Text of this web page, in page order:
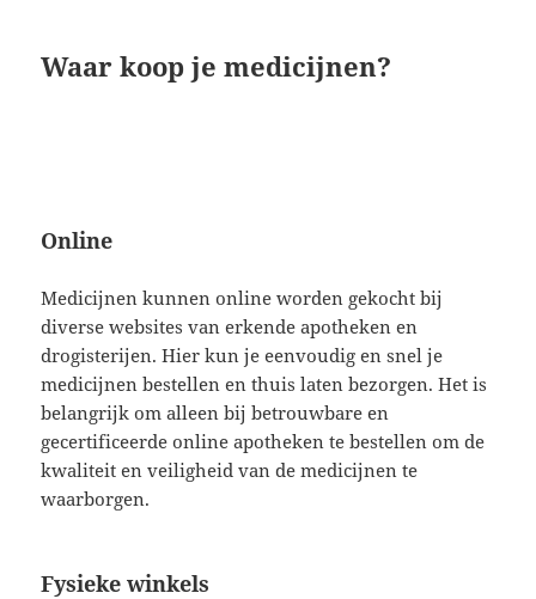
Waar koop je medicijnen?
Online
Medicijnen kunnen online worden gekocht bij
diverse websites van erkende apotheken en
drogisterijen. Hier kun je eenvoudig en snel je
medicijnen bestellen en thuis laten bezorgen. Het is
belangrijk om alleen bij betrouwbare en
gecertificeerde online apotheken te bestellen om de
kwaliteit en veiligheid van de medicijnen te
waarborgen.
Fysieke winkels